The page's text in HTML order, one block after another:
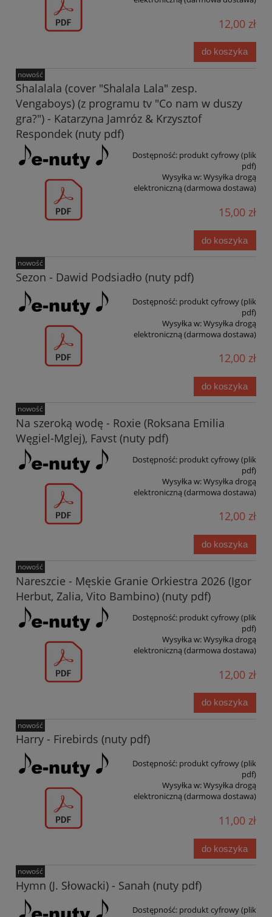
12,00 zł
do koszyka
Shalalala (cover "Shalala Lala" zesp.
Vengaboys) (z programu tv "Co nam w duszy
gra?") - Katarzyna Jamróz & Krzysztof
Respondek (nuty pdf)
Dostępność: produkt cyfrowy (plik
pdf)
Wysyłka w:Wysyłka drogą
elektroniczną (darmowa dostawa)
15,00 zł
do koszyka
nowość
Sezon - Dawid Podsiadło (nuty pdf)
Dostępność: produkt cyfrowy (plik
pdf)
Wysyłka w:Wysyłka drogą
elektroniczną (darmowa dostawa)
12,00 zł
do koszyka
nowość
Na szeroką wodę - Roxie (Roksana Emilia
Węgiel-Mglej), Favst (nuty pdf)
Dostępność: produkt cyfrowy (plik
pdf)
Wysyłka w:Wysyłka drogą
elektroniczną (darmowa dostawa)
12,00 zł
do koszyka
nowość
Nareszcie - Męskie Granie Orkiestra 2026 (Igor
Herbut, Zalia, Vito Bambino) (nuty pdf)
Dostępność: produkt cyfrowy (plik
pdf)
Wysyłka w:Wysyłka drogą
elektroniczną (darmowa dostawa)
12,00 zł
do koszyka
nowość
Harry - Firebirds (nuty pdf)
Dostępność: produkt cyfrowy (plik
pdf)
Wysyłka w:Wysyłka drogą
elektroniczną (darmowa dostawa)
11,00 zł
do koszyka
nowość
Hymn (J. Słowacki) - Sanah (nuty pdf)
Dostępność: produkt cyfrowy (plik
nowość